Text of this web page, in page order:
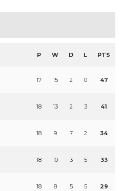
P W D L PTS
17 15 2 0 47
18 13 2 3 41
18 9 7 2 34
18 10 3 5 33
18 8 5 5 29